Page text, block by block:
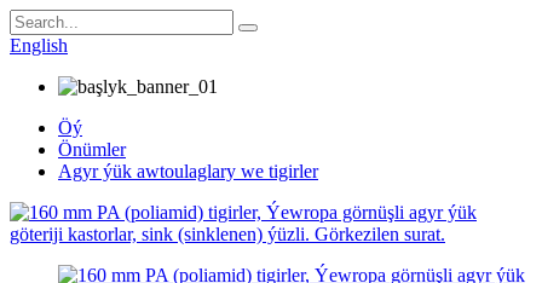
English
Öý
Önümler
Agyr ýük awtoulaglary we tigirler